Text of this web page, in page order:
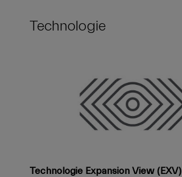
Technologie
Technologie Expansion View (EXV)